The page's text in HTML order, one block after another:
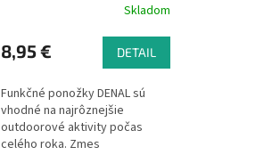
Skladom
8,95 € DETAIL
Funkčné ponožky DENAL sú
vhodné na najrôznejšie
outdoorové aktivity počas
celého roka. Zmes